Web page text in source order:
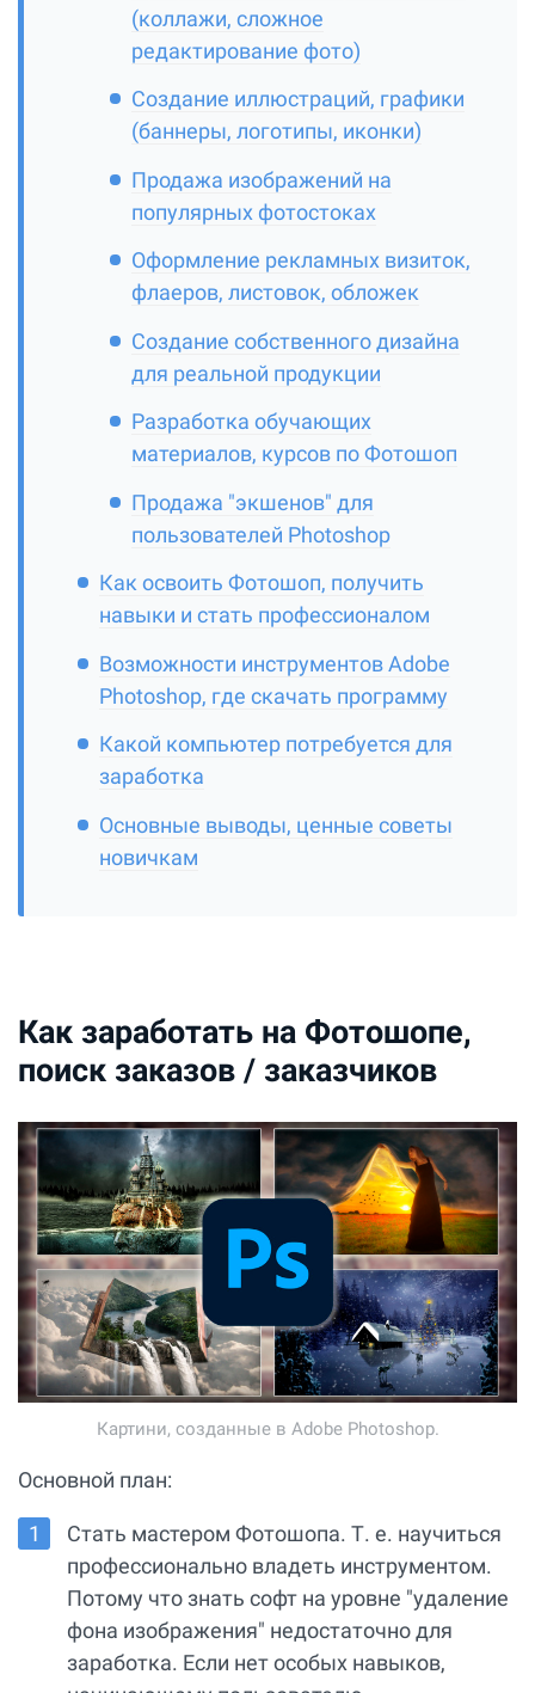
(коллажи, сложное
редактирование фото)
Создание иллюстраций, графики
(баннеры, логотипы, иконки)
Продажа изображений на
популярных фотостоках
Оформление рекламных визиток,
флаеров, листовок, обложек
Создание собственного дизайна
для реальной продукции
Разработка обучающих
материалов, курсов по Фотошоп
Продажа "экшенов" для
пользователей Photoshop
Как освоить Фотошоп, получить
навыки и стать профессионалом
Возможности инструментов Adobe
Photoshop, где скачать программу
Какой компьютер потребуется для
заработка
Основные выводы, ценные советы
новичкам
Как заработать на Фотошопе,
поиск заказов / заказчиков
Картини, созданные в Adobe Photoshop.
Основной план:
Стать мастером Фотошопа. Т. е. научиться
профессионально владеть инструментом.
Потому что знать cофт на уровне "удаление
фона изображения" недостаточно для
заработка. Если нет особых навыков,